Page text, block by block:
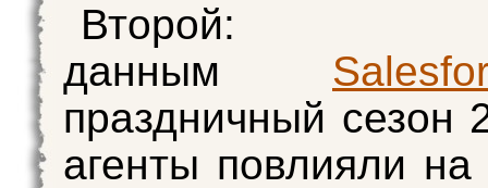
данным
праздничный сезон
агенты повлияли